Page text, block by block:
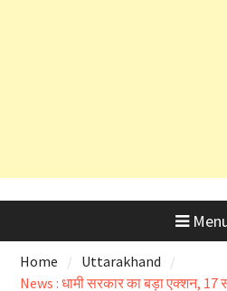
Home
Uttarakhand
News : धामी सरकार का बड़ा एक्शन,